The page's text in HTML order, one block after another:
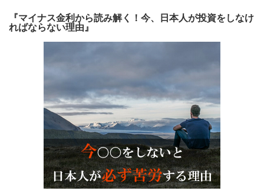
『マイナス金利から読み解く！今、日本人が投資をしなけ
ればならない理由』